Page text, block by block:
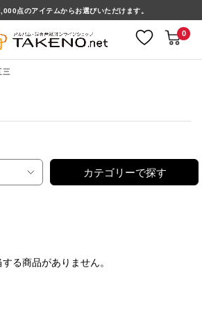
点のアイテムからお選びいただけます。
0
三
カテゴリーで探す
する商品がありません。